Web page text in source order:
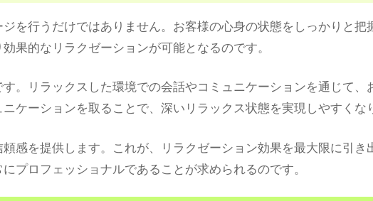
を行うだけではありません。お客様の心身の状態をしっかりと把
果的なリラクゼーションが可能となるのです。
。リラックスした環境での会話やコミュニケーションを通じて
ケーションを取ることで、深いリラックス状態を実現しやすくな
感を提供します。これが、リラクゼーション効果を最大限に引き
プロフェッショナルであることが求められるのです。